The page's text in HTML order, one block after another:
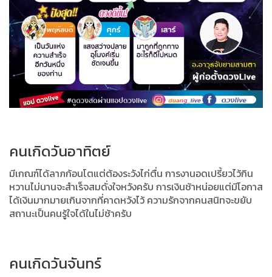
คนเกิดวันอาทิตย์
มีเกณฑ์ได้ลาภก้อนโตแต่ต้องระวังไก่ตื่น การงานอดเปรี้ยวไว้กิน
หวานไม่นานจะสำเร็จสมดั่งใจหวังครับ การเงินช้าหน่อยแต่มีโอกาส
ได้เงินมากมายเกินจากที่คาดหวังไว้ ความรักจากคนสนิทจะขยับ
สถานะเป็นคนรู้ใจได้ในไม่ช้าครับ
คนเกิดวันจันทร์